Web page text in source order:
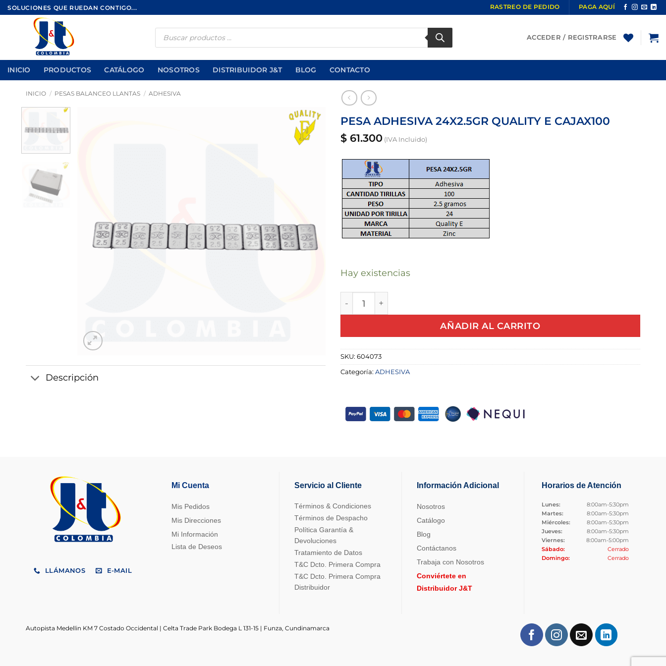
Saltar
al
contenido
SOLUCIONES QUE RUEDAN CONTIGO... RASTREO DE PEDIDO PAGA AQUÍ
Búsqueda
ACCEDER / REGISTRARSE
INICIO PRODUCTOS CATÁLOGO NOSOTROS DISTRIBUIDOR J&T BLOG CONTACTO
INICIO / PESAS BALANCEO LLANTAS / ADHESIVA
Añadir
Descripción
PESA ADHESIVA 24X2.5GR QUALITY E CAJAX100
$ 61.300 (IVA Incluido)
Hay existencias
PESA ADHESIVA 24X2.5GR QUALITY E CAJAX100 cantidad
AÑADIR AL CARRITO
SKU: 604073
Categoría: ADHESIVA
LLÁMANOS E-MAIL
Mi Cuenta
Mis Pedidos
Mis Direcciones
Mi Información
Lista de Deseos
Servicio al Cliente
Términos & Condiciones
Términos de Despacho
Política Garantía &
Devoluciones
Tratamiento de Datos
T&C Dcto. Primera Compra
T&C Dcto. Primera Compra
Distribuidor
Información Adicional
Nosotros
Catálogo
Blog
Contáctanos
Trabaja con Nosotros
Conviértete en
Distribuidor J&T
Horarios de Atención
Lunes:
8:00am-5:30pm
Martes:
8:00am-5:30pm
Miércoles:
8:00am-5:30pm
Jueves:
8:00am-5:30pm
Viernes:
8:00am-5:00pm
Sábado:
Cerrado
Domingo:
Cerrado
Autopista Medellin KM 7 Costado Occidental | Celta Trade Park Bodega L 131-15 | Funza, Cundinamarca